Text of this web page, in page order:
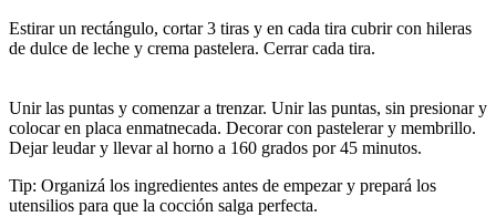
Estirar un rectángulo, cortar 3 tiras y en cada tira cubrir con hileras
de dulce de leche y crema pastelera. Cerrar cada tira.
Unir las puntas y comenzar a trenzar. Unir las puntas, sin presionar y
colocar en placa enmatnecada. Decorar con pastelerar y membrillo.
Dejar leudar y llevar al horno a 160 grados por 45 minutos.
Tip: Organizá los ingredientes antes de empezar y prepará los
utensilios para que la cocción salga perfecta.